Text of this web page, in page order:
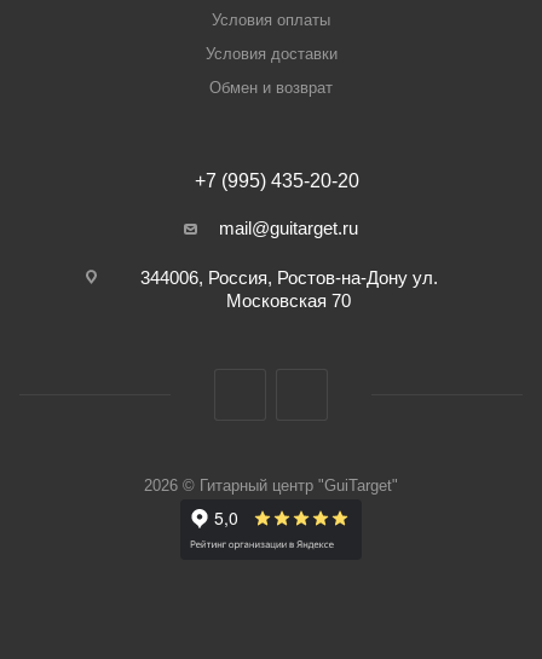
Условия оплаты
Условия доставки
Обмен и возврат
+7 (995) 435-20-20
mail@guitarget.ru
344006, Россия, Ростов-на-Дону ул.
Московская 70
2026 © Гитарный центр "GuiTarget"